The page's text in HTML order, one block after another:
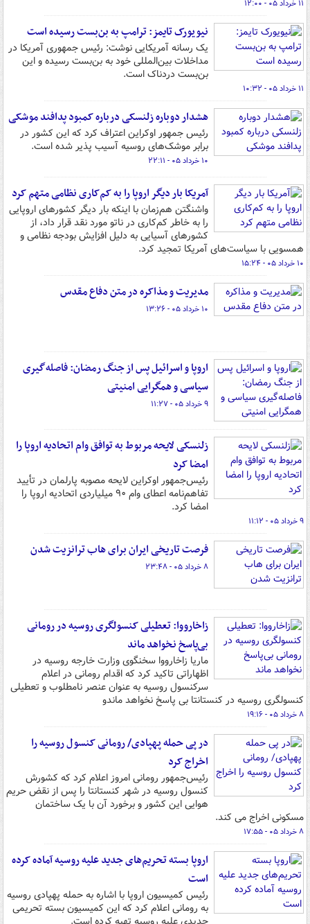
۱۱ خرداد ۰۵ - ۱۲:۰۰
نیویورک تایمز: ترامپ به بن‌بست رسیده است
یک رسانه آمریکایی نوشت: رئیس جمهوری آمریکا در
مداخلات بین‌المللی خود به بن‌بست رسیده و این
بن‌بست دردناک است.
۱۱ خرداد ۰۵ - ۱۰:۳۲
هشدار دوباره زلنسکی درباره کمبود پدافند موشکی
رئیس جمهور اوکراین اعتراف کرد که این کشور در
برابر موشک‌های روسیه آسیب پذیر شده است.
۱۰ خرداد ۰۵ - ۲۲:۱۱
آمریکا بار دیگر اروپا را به کم‌کاری نظامی متهم کرد
واشنگتن هم‌زمان با اینکه بار دیگر کشورهای اروپایی
را به خاطر کم‌کاری در ناتو مورد نقد قرار داد، از
کشورهای آسیایی به دلیل افزایش بودجه نظامی و
همسویی با سیاست‌های آمریکا تمجید کرد.
۱۰ خرداد ۰۵ - ۱۵:۲۴
مدیریت و مذاکره در متن دفاع مقدس
۱۰ خرداد ۰۵ - ۱۳:۲۶
اروپا و اسرائیل پس از جنگ رمضان: فاصله‌گیری
سیاسی و همگرایی امنیتی
۹ خرداد ۰۵ - ۱۱:۲۷
زلنسکی لایحه مربوط به توافق وام اتحادیه اروپا را
امضا کرد
رئیس‌جمهور اوکراین لایحه مصوبه پارلمان در تأیید
تفاهم‌نامه اعطای وام ۹۰ میلیاردی اتحادیه اروپا را
امضا کرد.
۹ خرداد ۰۵ - ۱۱:۱۲
فرصت تاریخی ایران برای هاب ترانزیت شدن
۸ خرداد ۰۵ - ۲۳:۴۸
زاخارووا: تعطیلی کنسولگری روسیه در رومانی
بی‌پاسخ نخواهد ماند
ماریا زاخارووا سخنگوی وزارت خارجه روسیه در
اظهاراتی تاکید کرد که اقدام رومانی در اعلام
سرکنسول روسیه به عنوان عنصر نامطلوب و تعطیلی
کنسولگری روسیه در کنستانتا بی پاسخ نخواهد ماندو
۸ خرداد ۰۵ - ۱۹:۱۶
در پی حمله پهپادی/ رومانی کنسول روسیه را
اخراج کرد
رئیس‌جمهور رومانی امروز اعلام کرد که کشورش
کنسول روسیه در شهر کنستانتا را پس از نقض حریم
هوایی این کشور و برخورد آن با یک ساختمان
مسکونی اخراج می کند.
۸ خرداد ۰۵ - ۱۷:۵۵
اروپا بسته تحریم‌های جدید علیه روسیه آماده کرده
است
رئیس کمیسیون اروپا با اشاره به حمله پهپادی روسیه
به رومانی اعلام کرد که این کمیسیون بسته تحریمی